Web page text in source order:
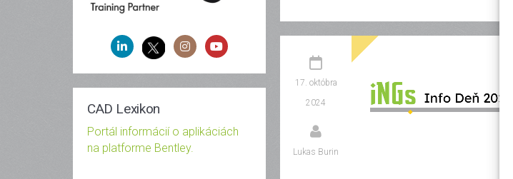
CAD Lexikon
Portál informácií o aplikáciách
na platforme Bentley.
17. októbra
2024
Lukas Burin